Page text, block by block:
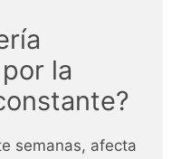
la
semanas, afecta